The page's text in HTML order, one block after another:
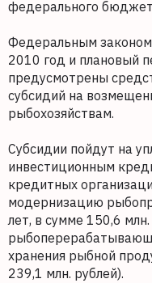
федерального
Федеральным
2010 год и плановый
предусмотрены
субсидий на
рыбохозяйствам.
Субсидии пойдут на
инвестиционным
кредитных
модернизацию
лет, в сумме 150,6
хранения рыбной
239,1 млн. рублей).